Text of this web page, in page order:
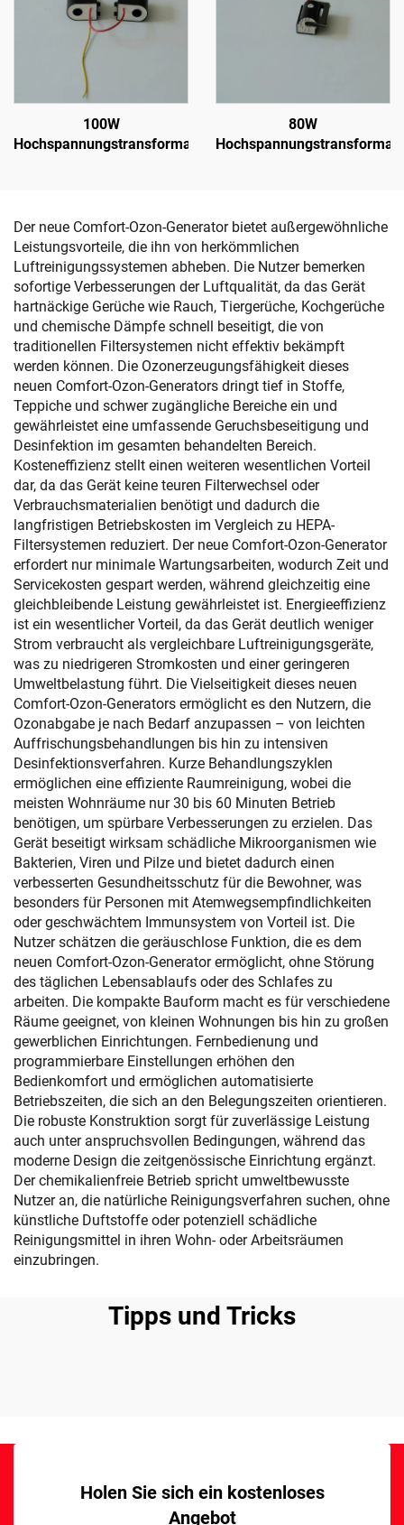
100W
Hochspannungstransformator
80W
Der neue Comfort-Ozon-Generator bietet außergewöhnliche
Leistungsvorteile, die ihn von herkömmlichen
Luftreinigungssystemen abheben. Die Nutzer bemerken
sofortige Verbesserungen der Luftqualität, da das Gerät
hartnäckige Gerüche wie Rauch, Tiergerüche, Kochgerüche
und chemische Dämpfe schnell beseitigt, die von
traditionellen Filtersystemen nicht effektiv bekämpft
werden können. Die Ozonerzeugungsfähigkeit dieses
neuen Comfort-Ozon-Generators dringt tief in Stoffe,
Teppiche und schwer zugängliche Bereiche ein und
gewährleistet eine umfassende Geruchsbeseitigung und
Desinfektion im gesamten behandelten Bereich.
Kosteneffizienz stellt einen weiteren wesentlichen Vorteil
dar, da das Gerät keine teuren Filterwechsel oder
Verbrauchsmaterialien benötigt und dadurch die
langfristigen Betriebskosten im Vergleich zu HEPA-
Filtersystemen reduziert. Der neue Comfort-Ozon-Generator
erfordert nur minimale Wartungsarbeiten, wodurch Zeit und
Servicekosten gespart werden, während gleichzeitig eine
gleichbleibende Leistung gewährleistet ist. Energieeffizienz
ist ein wesentlicher Vorteil, da das Gerät deutlich weniger
Strom verbraucht als vergleichbare Luftreinigungsgeräte,
was zu niedrigeren Stromkosten und einer geringeren
Umweltbelastung führt. Die Vielseitigkeit dieses neuen
Comfort-Ozon-Generators ermöglicht es den Nutzern, die
Ozonabgabe je nach Bedarf anzupassen – von leichten
Auffrischungsbehandlungen bis hin zu intensiven
Desinfektionsverfahren. Kurze Behandlungszyklen
ermöglichen eine effiziente Raumreinigung, wobei die
meisten Wohnräume nur 30 bis 60 Minuten Betrieb
benötigen, um spürbare Verbesserungen zu erzielen. Das
Gerät beseitigt wirksam schädliche Mikroorganismen wie
Bakterien, Viren und Pilze und bietet dadurch einen
verbesserten Gesundheitsschutz für die Bewohner, was
besonders für Personen mit Atemwegsempfindlichkeiten
oder geschwächtem Immunsystem von Vorteil ist. Die
Nutzer schätzen die geräuschlose Funktion, die es dem
neuen Comfort-Ozon-Generator ermöglicht, ohne Störung
des täglichen Lebensablaufs oder des Schlafes zu
arbeiten. Die kompakte Bauform macht es für verschiedene
Räume geeignet, von kleinen Wohnungen bis hin zu großen
gewerblichen Einrichtungen. Fernbedienung und
programmierbare Einstellungen erhöhen den
Bedienkomfort und ermöglichen automatisierte
Betriebszeiten, die sich an den Belegungszeiten orientieren.
Die robuste Konstruktion sorgt für zuverlässige Leistung
auch unter anspruchsvollen Bedingungen, während das
moderne Design die zeitgenössische Einrichtung ergänzt.
Der chemikalienfreie Betrieb spricht umweltbewusste
Nutzer an, die natürliche Reinigungsverfahren suchen, ohne
künstliche Duftstoffe oder potenziell schädliche
Reinigungsmittel in ihren Wohn- oder Arbeitsräumen
einzubringen.
Tipps und Tricks
Holen Sie sich ein kostenloses
Angebot